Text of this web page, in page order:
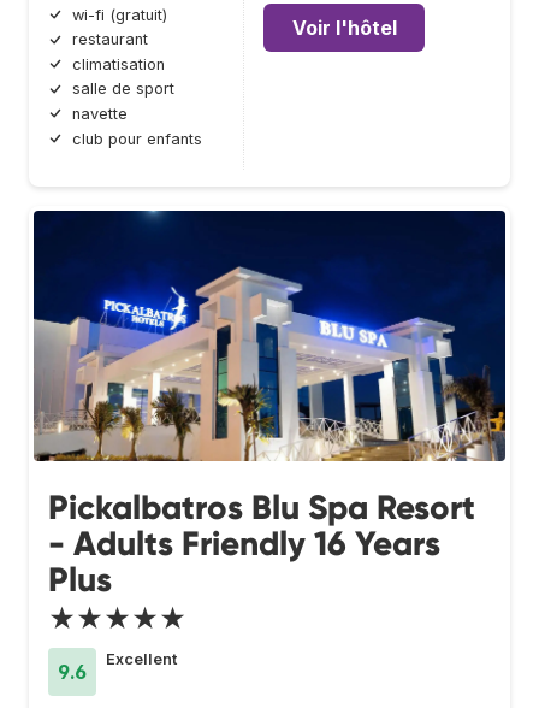
wi-fi (gratuit)
restaurant
climatisation
salle de sport
navette
club pour enfants
Voir l'hôtel
Pickalbatros Blu Spa Resort
- Adults Friendly 16 Years
Plus
★★★★★
9.6
Excellent